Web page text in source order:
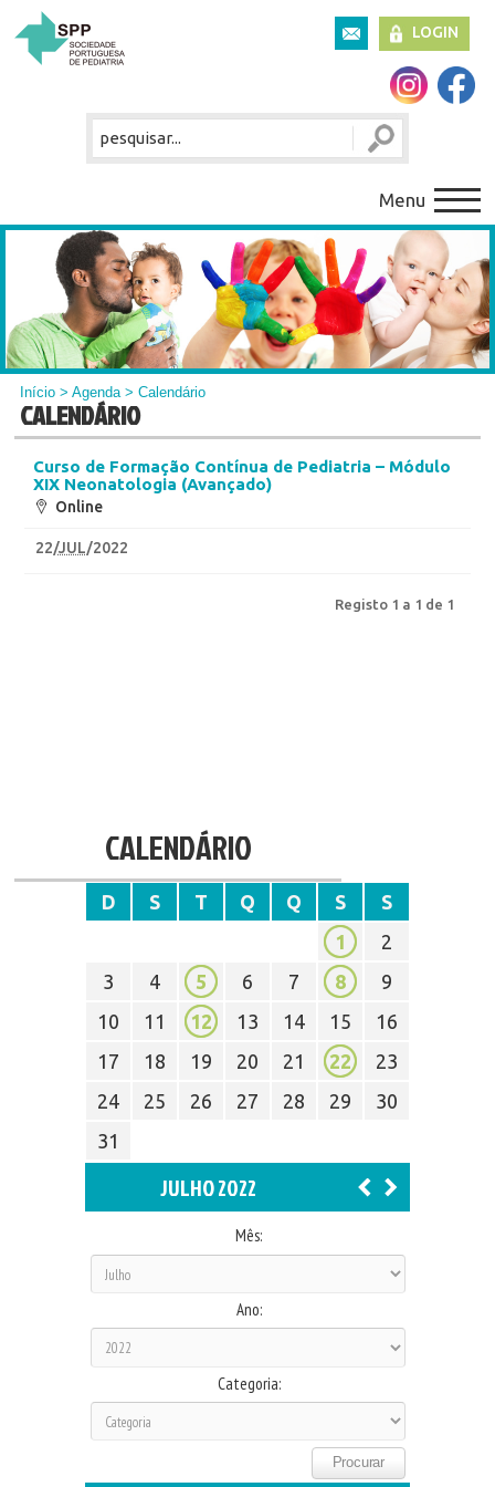
LOGIN
Menu
Início >Agenda> Calendário
CALENDÁRIO
Curso de Formação Contínua de Pediatria – Módulo
XIX Neonatologia (Avançado)
Online
22/JUL/2022
Registo 1 a 1 de 1
CALENDÁRIO
D S T Q Q S
S
1
2
3
4 5 6 7 8
9
10
11 12 13 14 15
16
17
18 19 20 21 22
23
24
25 26 27 28 29
30
31
JULHO 2022
Mês:
Ano:
Categoria: